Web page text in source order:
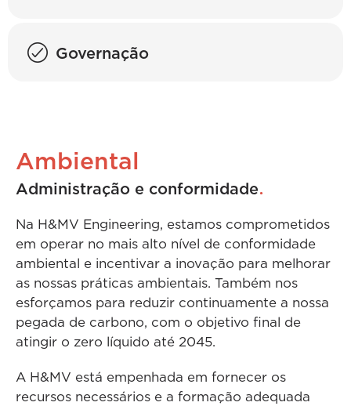
Governação
Ambiental
Administração e conformidade.
Na H&MV Engineering, estamos comprometidos
em operar no mais alto nível de conformidade
ambiental e incentivar a inovação para melhorar
as nossas práticas ambientais. Também nos
esforçamos para reduzir continuamente a nossa
pegada de carbono, com o objetivo final de
atingir o zero líquido até 2045.
A H&MV está empenhada em fornecer os
recursos necessários e a formação adequada